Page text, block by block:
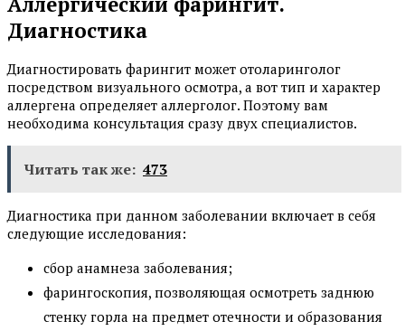
Диагностика
Диагностировать фарингит может отоларинголог
посредством визуального осмотра, а вот тип и характер
аллергена определяет аллерголог. Поэтому вам
необходима консультация сразу двух специалистов.
Читать так же: 473
Диагностика при данном заболевании включает в себя
следующие исследования:
сбор анамнеза заболевания;
фарингоскопия, позволяющая осмотреть заднюю
стенку горла на предмет отечности и образования